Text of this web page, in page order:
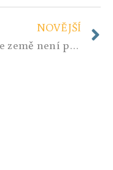
NOVĚJŠÍ
Tahle země není pro starý